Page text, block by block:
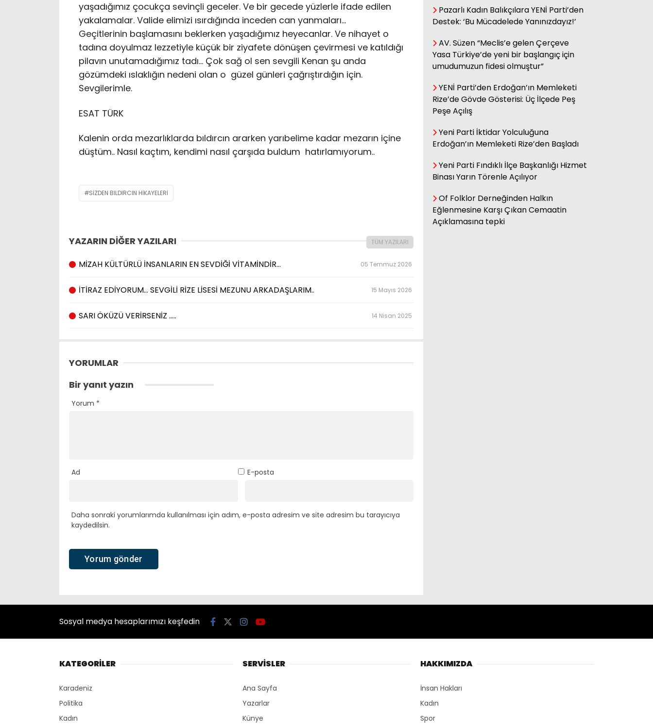
yaşadığımız çocukça sevinçli geceler. Ve bir gecede yüzlerle ifade edilen
yakalamalar. Valide elimizi ısırdığında inceden can yanmaları…
Geçitlerinin başlamasını beklerken yaşadığımız heyecanlar. Ve nihayet o
tadına doyulmaz lezzetiyle küçük bir ziyafete dönüşen çevirmesi ve katıldığı
pilavın unutamadığımız tadı… Çok sağ ol sen sevgili Kenan şu anda
gözümdeki ıslaklığın nedeni olan o güzel günleri çağrıştırdığın için.
Sevgilerimle.
ESAT TÜRK
Kalenin orda mezarlıklarda bıldırcın ararken yarıbelime kadar mezarın içine
düştüm.. Nasıl kaçtım, kendimi nasıl çarşıda buldum hatırlamıyorum..
SİZDEN BILDIRCIN HİKAYELERİ
YAZARIN DİĞER YAZILARI TÜM YAZILARI
MİZAH KÜLTÜRLÜ İNSANLARIN EN SEVDİĞİ VİTAMİNDİR… 05 Temmuz 2026
İTİRAZ EDİYORUM… SEVGİLİ RİZE LİSESİ MEZUNU ARKADAŞLARIM.. 15 Mayıs 2026
SARI ÖKÜZÜ VERİRSENİZ ….. 14 Nisan 2025
YORUMLAR
Bir yanıt yazın
Yorum *
Ad E-posta
Daha sonraki yorumlarımda kullanılması için adım, e-posta adresim ve site adresim bu tarayıcıya
kaydedilsin.
Din, Siyaset ve Toplum
Hasan Azakli
YENİ EĞİTİM ÖĞRETİM YILI
BAŞLARKEN.....
Hasan Küçük
YILAN HİKÂYESİNE DÖNEN ÇAY
KANUNU
Pazarlı Kadın Balıkçılara YENİ Parti’den
Destek: ‘Bu Mücadelede Yanınızdayız!’
AV. Süzen “Meclis’e gelen Çerçeve
Yasa Türkiye’de yeni bir başlangıç için
umudumuzun fidesi olmuştur”
YENİ Parti’den Erdoğan’ın Memleketi
Rize’de Gövde Gösterisi: Üç İlçede Peş
Peşe Açılış
Yeni Parti İktidar Yolculuğuna
Erdoğan’ın Memleketi Rize’den Başladı
Yeni Parti Fındıklı İlçe Başkanlığı Hizmet
Binası Yarın Törenle Açılıyor
Of Folklor Derneğinden Halkın
Eğlenmesine Karşı Çıkan Cemaatin
Açıklamasına tepki
Sosyal medya hesaplarımızı keşfedin
KATEGORİLER
Karadeniz
Politika
Kadın
SERVİSLER
Ana Sayfa
Yazarlar
Künye
HAKKIMIZDA
İnsan Hakları
Kadın
Spor